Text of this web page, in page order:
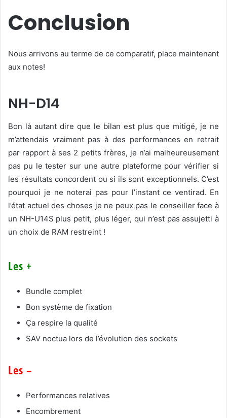
Conclusion
Nous arrivons au terme de ce comparatif, place maintenant
aux notes!
NH-D14
Bon là autant dire que le bilan est plus que mitigé, je ne
m’attendais vraiment pas à des performances en retrait
par rapport à ses 2 petits frères, je n’ai malheureusement
pas pu le tester sur une autre plateforme pour vérifier si
les résultats concordent ou si ils sont exceptionnels. C’est
pourquoi je ne noterai pas pour l’instant ce ventirad. En
l’état actuel des choses je ne peux pas le conseiller face à
un NH-U14S plus petit, plus léger, qui n’est pas assujetti à
un choix de RAM restreint !
Les +
Bundle complet
Bon système de fixation
Ça respire la qualité
SAV noctua lors de l’évolution des sockets
Les –
Performances relatives
Encombrement